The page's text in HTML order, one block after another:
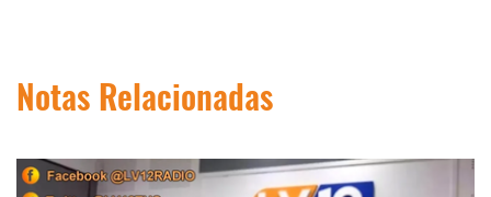
Notas Relacionadas